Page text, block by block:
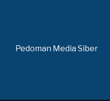
Pedoman Media Siber